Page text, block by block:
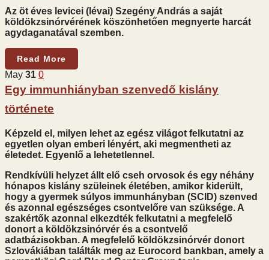
Az öt éves levicei (lévai) Szegény András a saját
köldökzsinórvérének köszönhetően megnyerte harcát
agydaganatával szemben.
Read More
May 31 0
Egy immunhiányban szenvedő kislány
története
Képzeld el, milyen lehet az egész világot felkutatni az
egyetlen olyan emberi lényért, aki megmentheti az
életedet. Egyenlő a lehetetlennel.
Rendkívüli helyzet állt elő cseh orvosok és egy néhány
hónapos kislány szüleinek életében, amikor kiderült,
hogy a gyermek súlyos immunhányban (SCID) szenved
és azonnal egészséges csontvelőre van szüksége. A
szakértők azonnal elkezdték felkutatni a megfelelő
donort a köldökzsinórvér és a csontvelő
adatbázisokban. A megfelelő köldökzsinórvér donort
Szlovákiában találták meg az Eurocord bankban, amely a